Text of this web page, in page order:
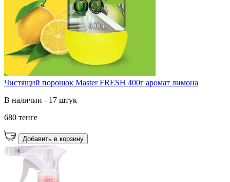
Чистящий порошок Master FRESH 400г аромат лимона
В наличии - 17 штук
680 тенге
Добавить в корзину